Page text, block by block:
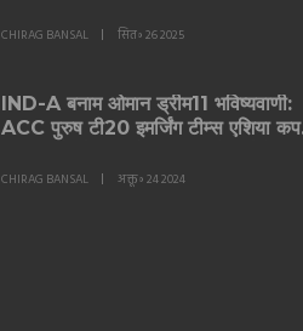
CHIRAG BANSAL सित॰ 26 2025
IND-A बनाम ओमान ड्रीम11 भविष्यवाणी:
ACC पुरुष टी20 इमर्जिंग टीम्स एशिया कप
टिप्स
CHIRAG BANSAL अक्तू॰ 24 2024